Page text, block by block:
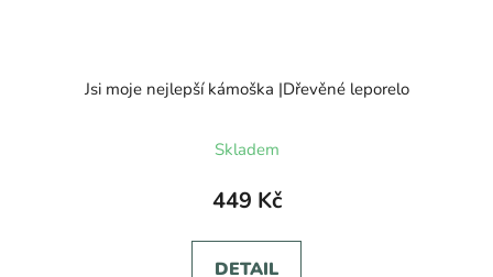
Jsi moje nejlepší kámoška |Dřevěné leporelo
Skladem
449 Kč
DETAIL